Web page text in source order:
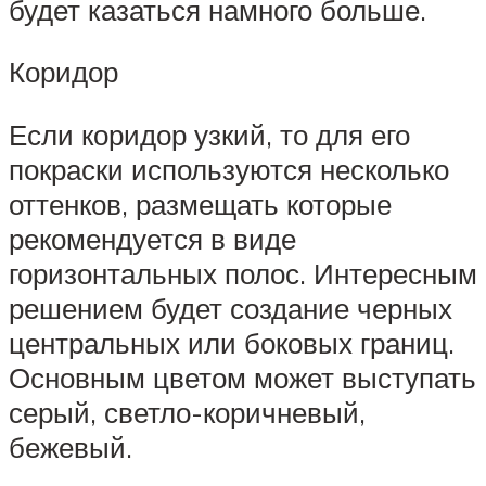
будет казаться намного больше.
Коридор
Если коридор узкий, то для его
покраски используются несколько
оттенков, размещать которые
рекомендуется в виде
горизонтальных полос. Интересным
решением будет создание черных
центральных или боковых границ.
Основным цветом может выступать
серый, светло-коричневый,
бежевый.